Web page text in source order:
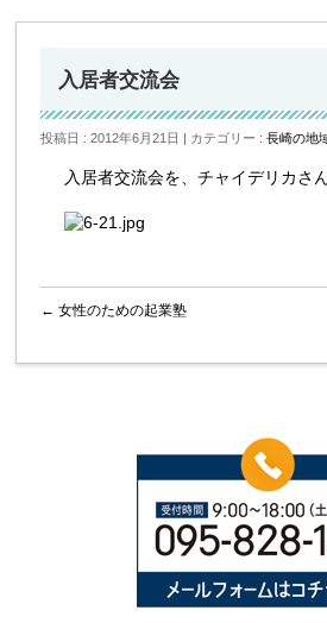
入居者交流会
投稿日 : 2012年6月21日 カテゴリー :長崎の地
入居者交流会を、チャイデリカさ
← 女性のための起業塾